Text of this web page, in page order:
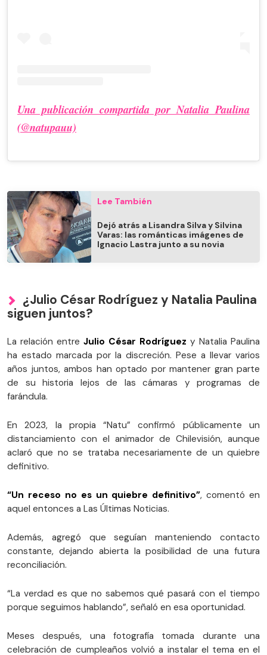
Una publicación compartida por Natalia Paulina
(@natupauu)
Lee También
Dejó atrás a Lisandra Silva y Silvina
Varas: las románticas imágenes de
Ignacio Lastra junto a su novia
¿Julio César Rodríguez y Natalia Paulina
siguen juntos?
La relación entre Julio César Rodríguez y Natalia Paulina
ha estado marcada por la discreción. Pese a llevar varios
años juntos, ambos han optado por mantener gran parte
de su historia lejos de las cámaras y programas de
farándula.
En 2023, la propia “Natu” confirmó públicamente un
distanciamiento con el animador de Chilevisión, aunque
aclaró que no se trataba necesariamente de un quiebre
definitivo.
“Un receso no es un quiebre definitivo”, comentó en
aquel entonces a Las Últimas Noticias.
Además, agregó que seguían manteniendo contacto
constante, dejando abierta la posibilidad de una futura
reconciliación.
“La verdad es que no sabemos qué pasará con el tiempo
porque seguimos hablando”, señaló en esa oportunidad.
Meses después, una fotografía tomada durante una
celebración de cumpleaños volvió a instalar el tema en el